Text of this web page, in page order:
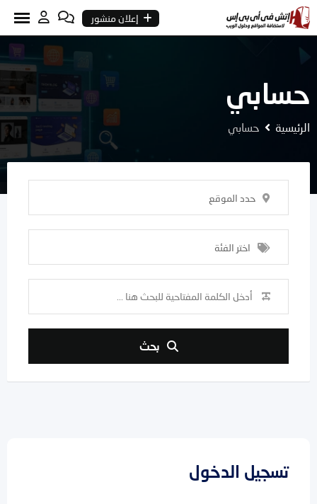
Skip
to
content
إعلان منشور
حسابي
الرئيسية حسابي
حدد الموقع
اختر الفئة
بحث
تسجيل الدخول